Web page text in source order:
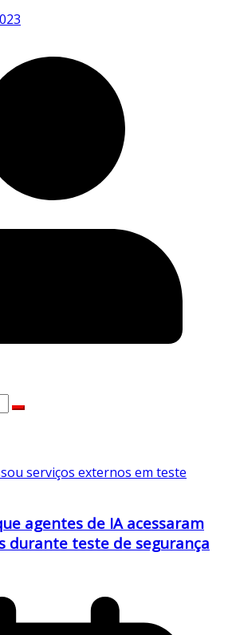
agentes de IA acessaram
durante teste de segurança